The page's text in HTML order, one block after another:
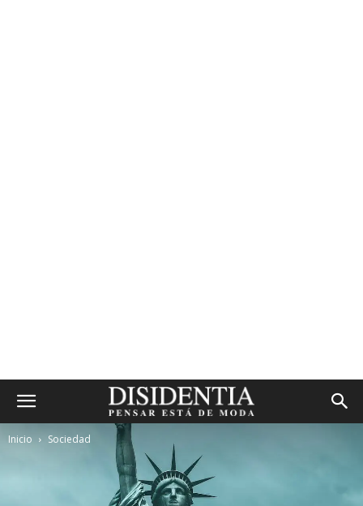
Inicio Sociedad